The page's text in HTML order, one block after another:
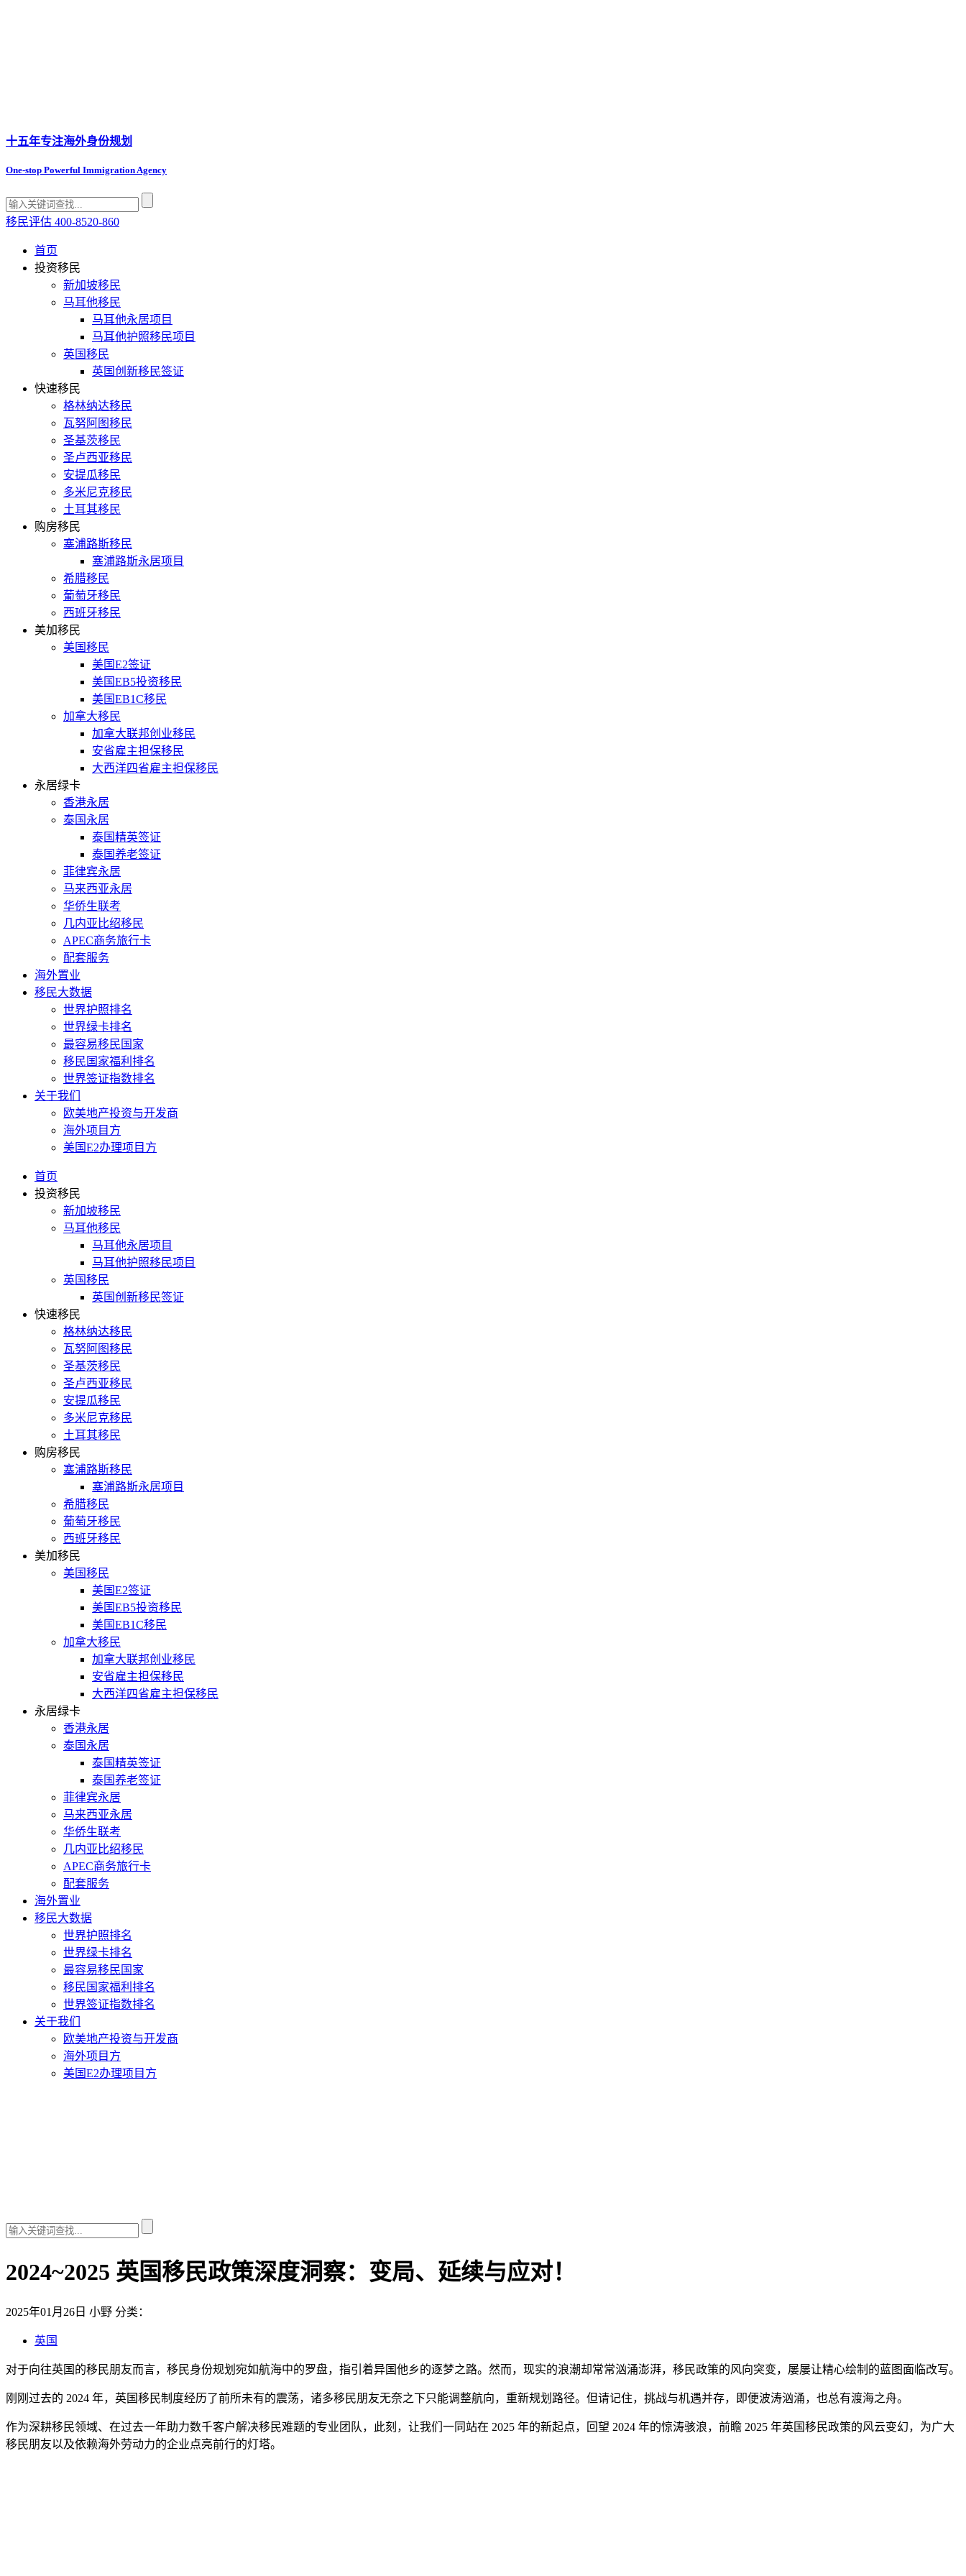
十五年专注海外身份规划
One-stop Powerful Immigration Agency
移民评估 400-8520-860
首页
投资移民
新加坡移民
马耳他移民
马耳他永居项目
马耳他护照移民项目
英国移民
英国创新移民签证
快速移民
格林纳达移民
瓦努阿图移民
圣基茨移民
圣卢西亚移民
安提瓜移民
多米尼克移民
土耳其移民
购房移民
塞浦路斯移民
塞浦路斯永居项目
希腊移民
葡萄牙移民
西班牙移民
美加移民
美国移民
美国E2签证
美国EB5投资移民
美国EB1C移民
加拿大移民
加拿大联邦创业移民
安省雇主担保移民
大西洋四省雇主担保移民
永居绿卡
香港永居
泰国永居
泰国精英签证
泰国养老签证
菲律宾永居
马来西亚永居
华侨生联考
几内亚比绍移民
APEC商务旅行卡
配套服务
海外置业
移民大数据
世界护照排名
世界绿卡排名
最容易移民国家
移民国家福利排名
世界签证指数排名
关于我们
欧美地产投资与开发商
海外项目方
美国E2办理项目方
首页
投资移民
新加坡移民
马耳他移民
马耳他永居项目
马耳他护照移民项目
英国移民
英国创新移民签证
快速移民
格林纳达移民
瓦努阿图移民
圣基茨移民
圣卢西亚移民
安提瓜移民
多米尼克移民
土耳其移民
购房移民
塞浦路斯移民
塞浦路斯永居项目
希腊移民
葡萄牙移民
西班牙移民
美加移民
美国移民
美国E2签证
美国EB5投资移民
美国EB1C移民
加拿大移民
加拿大联邦创业移民
安省雇主担保移民
大西洋四省雇主担保移民
永居绿卡
香港永居
泰国永居
泰国精英签证
泰国养老签证
菲律宾永居
马来西亚永居
华侨生联考
几内亚比绍移民
APEC商务旅行卡
配套服务
海外置业
移民大数据
世界护照排名
世界绿卡排名
最容易移民国家
移民国家福利排名
世界签证指数排名
关于我们
欧美地产投资与开发商
海外项目方
美国E2办理项目方
2024~2025 英国移民政策深度洞察：变局、延续与应对！
2025年01月26日 小野 分类：
英国
对于向往英国的移民朋友而言，移民身份规划宛如航海中的罗盘，指引着异国他乡的逐梦之路。然而，现实的浪潮却常常汹涌澎湃，移民政策的风向突变，屡屡让精心绘制的蓝图面临改写。
刚刚过去的 2024 年，英国移民制度经历了前所未有的震荡，诸多移民朋友无奈之下只能调整航向，重新规划路径。但请记住，挑战与机遇并存，即便波涛汹涌，也总有渡海之舟。
作为深耕移民领域、在过去一年助力数千客户解决移民难题的专业团队，此刻，让我们一同站在 2025 年的新起点，回望 2024 年的惊涛骇浪，前瞻 2025 年英国移民政策的风云变幻，为广大
移民朋友以及依赖海外劳动力的企业点亮前行的灯塔。